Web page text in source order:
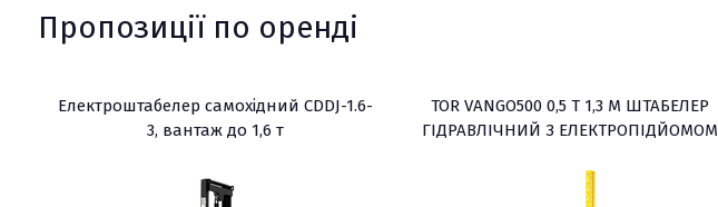
Пропозиції по оренді
Електроштабелер самохідний CDDJ-1.6-
3, вантаж до 1,6 т
TOR VANGO500 0,5 Т 1,3 М ШТАБЕЛЕР
ГІДРАВЛІЧНИЙ З ЕЛЕКТРОПІДЙОМОМ